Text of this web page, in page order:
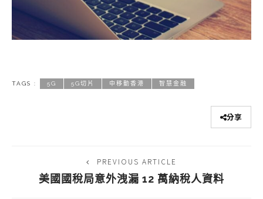
TAGS : 5G 5G切片 中移動香港 智慧金融
分享
PREVIOUS ARTICLE
美國國稅局意外洩漏 12 萬納稅人資料